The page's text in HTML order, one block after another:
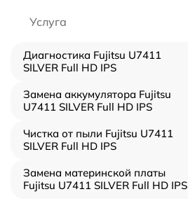
Услуга
Диагностика Fujitsu U7411
SILVER Full HD IPS
Замена аккумулятора Fujitsu
U7411 SILVER Full HD IPS
Чистка от пыли Fujitsu U7411
SILVER Full HD IPS
Замена материнской платы
Fujitsu U7411 SILVER Full HD IPS